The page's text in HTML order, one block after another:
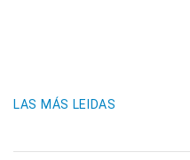
LAS MÁS LEIDAS